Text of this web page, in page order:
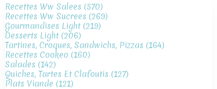
Recettes Ww Salees (570)
Recettes Ww Sucrees (269)
Gourmandises Light(219)
Desserts Light(206)
Tartines, Croques, Sandwichs, Pizzas (164)
Recettes Cookeo (160)
Salades (142)
Quiches, Tartes Et Clafoutis (127)
Plats Viande (121)